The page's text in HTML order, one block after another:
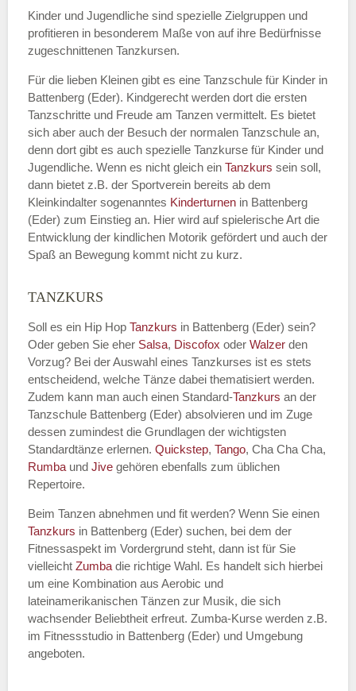
E-Mail*
Name der Tanzschule
Kontakt E-Mail
Name des Tanzkurs*
Tanzart*
Kinder und Jugendliche sind spezielle Zielgruppen und
profitieren in besonderem Maße von auf ihre Bedürfnisse
zugeschnittenen Tanzkursen.
Für die lieben Kleinen gibt es eine Tanzschule für Kinder in
Battenberg (Eder). Kindgerecht werden dort die ersten
Tanzschritte und Freude am Tanzen vermittelt. Es bietet
sich aber auch der Besuch der normalen Tanzschule an,
denn dort gibt es auch spezielle Tanzkurse für Kinder und
Jugendliche. Wenn es nicht gleich ein Tanzkurs sein soll,
dann bietet z.B. der Sportverein bereits ab dem
Kleinkindalter sogenanntes Kinderturnen in Battenberg
(Eder) zum Einstieg an. Hier wird auf spielerische Art die
Entwicklung der kindlichen Motorik gefördert und auch der
Spaß an Bewegung kommt nicht zu kurz.
TANZKURS
Soll es ein Hip Hop Tanzkurs in Battenberg (Eder) sein?
Oder geben Sie eher Salsa, Discofox oder Walzer den
Vorzug? Bei der Auswahl eines Tanzkurses ist es stets
entscheidend, welche Tänze dabei thematisiert werden.
Zudem kann man auch einen Standard-Tanzkurs an der
Tanzschule Battenberg (Eder) absolvieren und im Zuge
dessen zumindest die Grundlagen der wichtigsten
Standardtänze erlernen. Quickstep, Tango, Cha Cha Cha,
Rumba und Jive gehören ebenfalls zum üblichen
Repertoire.
Beim Tanzen abnehmen und fit werden? Wenn Sie einen
Tanzkurs in Battenberg (Eder) suchen, bei dem der
Fitnessaspekt im Vordergrund steht, dann ist für Sie
vielleicht Zumba die richtige Wahl. Es handelt sich hierbei
um eine Kombination aus Aerobic und
lateinamerikanischen Tänzen zur Musik, die sich
wachsender Beliebtheit erfreut. Zumba-Kurse werden z.B.
im Fitnessstudio in Battenberg (Eder) und Umgebung
angeboten.